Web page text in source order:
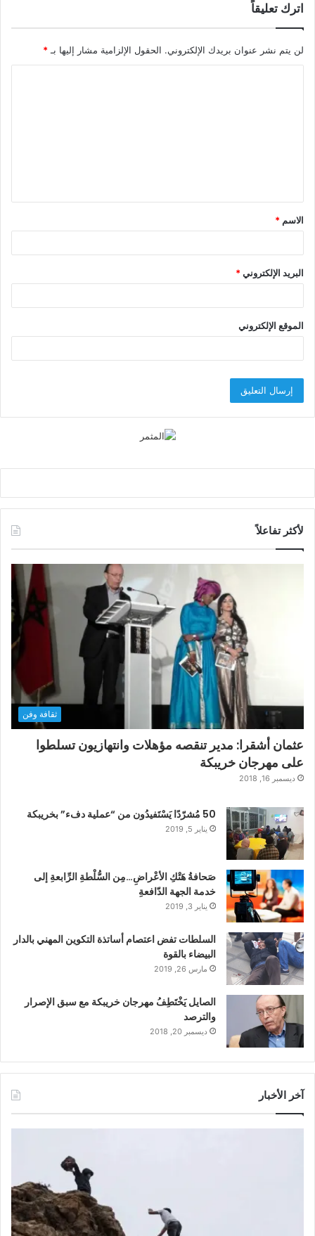
اترك تعليقاً
لن يتم نشر عنوان بريدك الإلكتروني. الحقول الإلزامية مشار إليها بـ*
ق
*
الاسم *
البريد الإلكتروني*
الموقع الإلكتروني
لأكثر تفاعلاً
ثقافة وفن
عثمان أشقرا: مدير تنقصه مؤهلات وانتهازيون تسلطوا
على مهرجان خريبكة
ديسمبر 16, 2018
50 مُشرّدًا يَسْتَفيدُون من “عملية دفء” بخريبكة
يناير 5, 2019
صَحافةُ هَتْكِ الأعْراضِ…مِن السُّلْطةِ الرِّابعةِ إلى
خدمة الجهة الدّافعةِ
يناير 3, 2019
السلطات تفض اعتصام أساتذة التكوين المهني بالدار
البيضاء بالقوة
مارس 26, 2019
الصايل يَخْتَطِفُ مهرجان خريبكة مع سبق الإصرار
والترصد
ديسمبر 20, 2018
آخر الأخبار